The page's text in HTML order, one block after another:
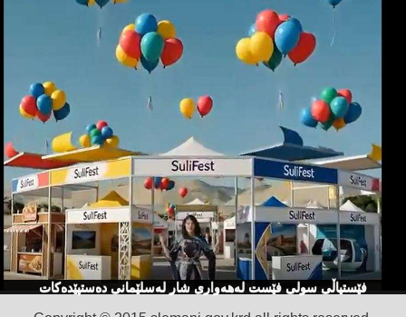
فێستیاڵی سولی فێست لەهەواری شار لەسلێمانی دەستپێدەكات